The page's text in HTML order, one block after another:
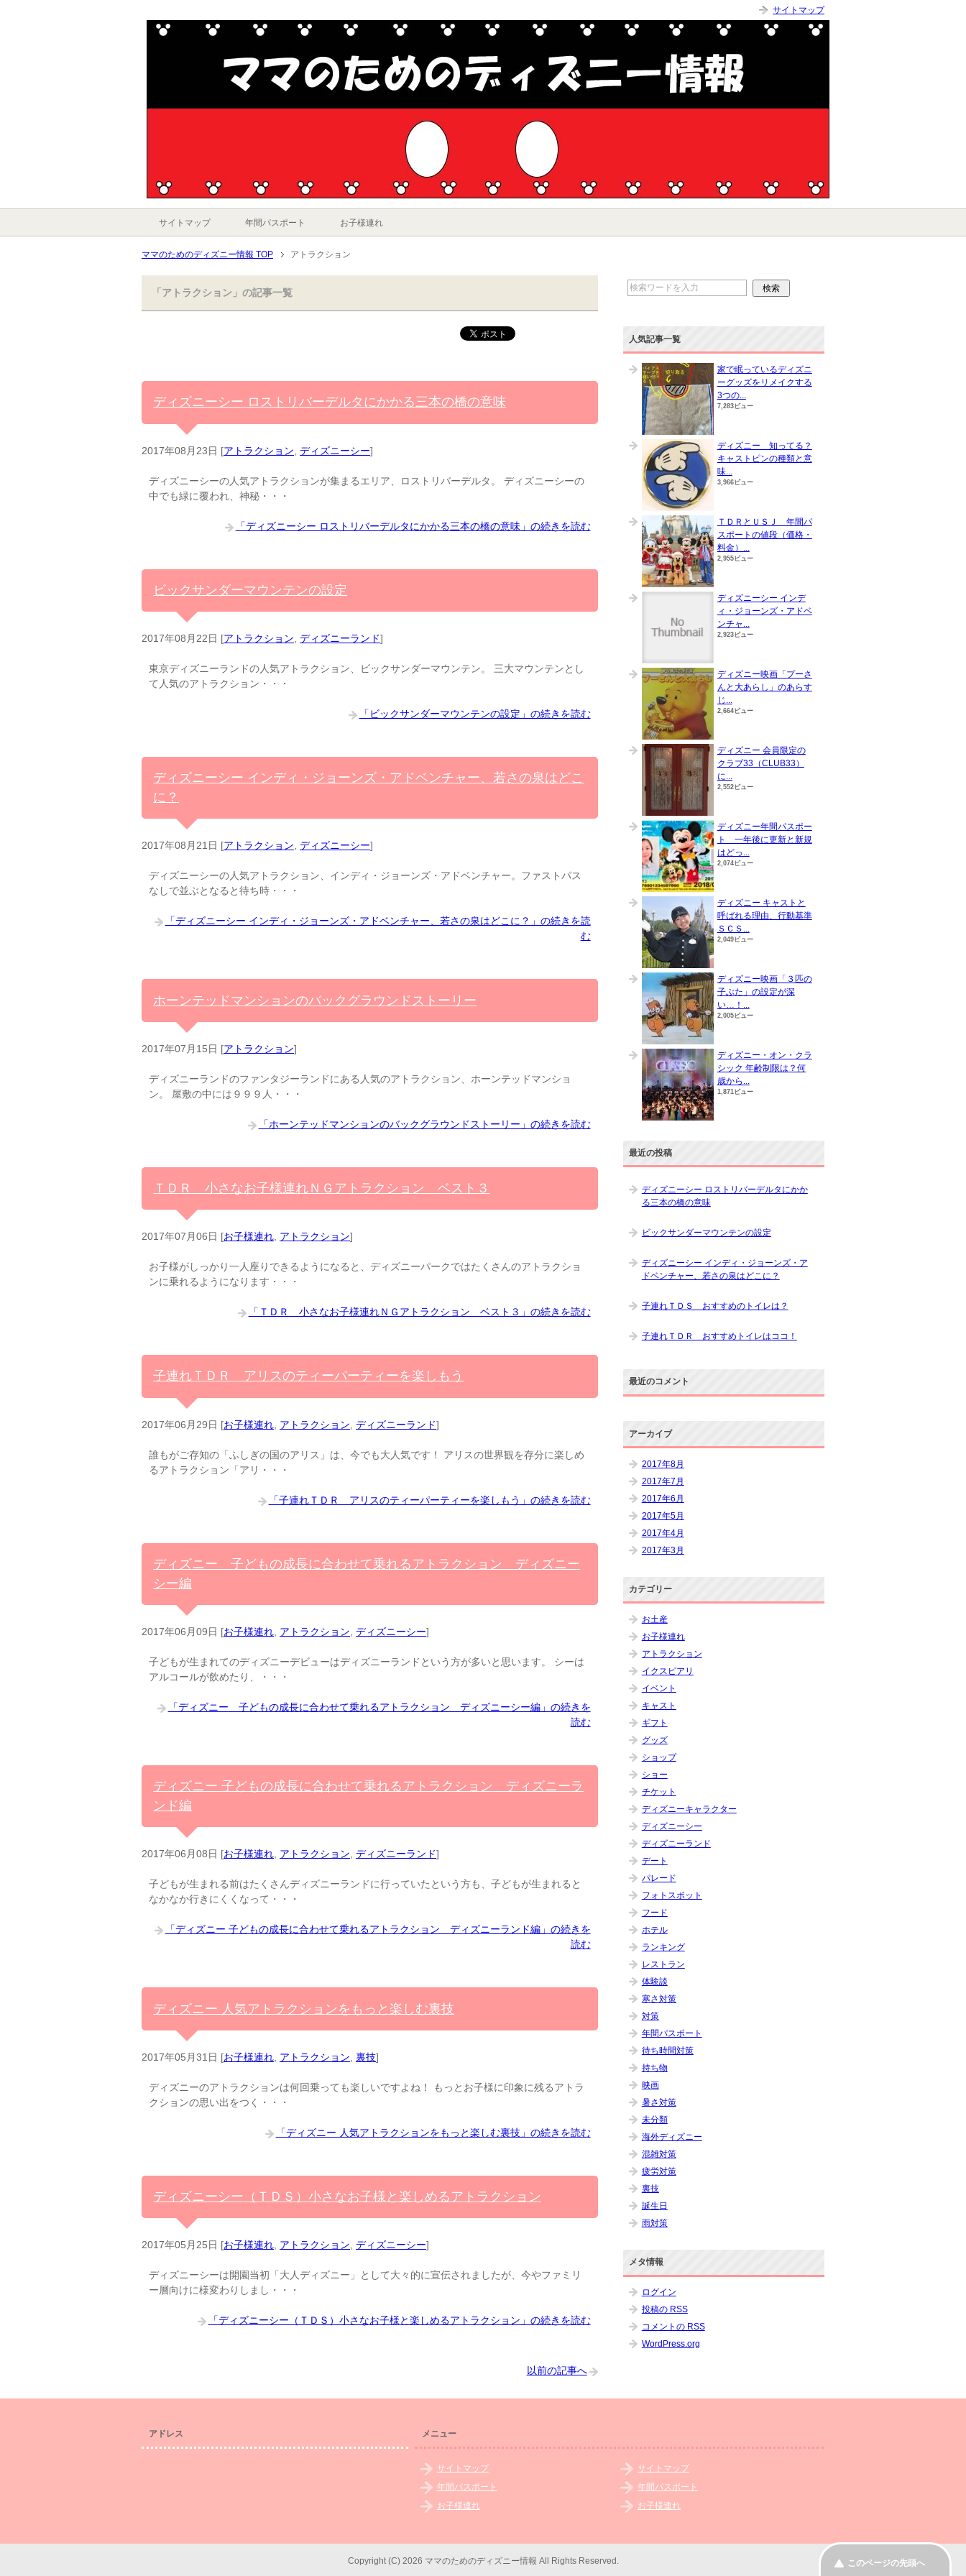
サイトマップ 年間パスポート お子様連れ
ママのためのディズニー情報 TOP アトラクション
「アトラクション」の記事一覧
ディズニーシー ロストリバーデルタにかかる三本の橋の意味
2017年08月23日 [アトラクション ディズニーシー]
ディズニーシーの人気アトラクションが集まるエリア、ロストリバーデルタ。 ディズニーシーの
中でも緑に覆われ、神秘・・・
「ディズニーシー ロストリバーデルタにかかる三本の橋の意味」の続きを読む
ビックサンダーマウンテンの設定
2017年08月22日 [アトラクション ディズニーランド]
東京ディズニーランドの人気アトラクション、ビックサンダーマウンテン。 三大マウンテンとし
て人気のアトラクション・・・
「ビックサンダーマウンテンの設定」の続きを読む
ディズニーシー インディ・ジョーンズ・アドベンチャー、若さの泉はどこ
に？
2017年08月21日 [アトラクション, ディズニーシー]
ディズニーシーの人気アトラクション、インディ・ジョーンズ・アドベンチャー。ファストパス
なしで並ぶとなると待ち時・・・
「ディズニーシー インディ・ジョーンズ・アドベンチャー、若さの泉はどこに？」の続きを読
む
ホーンテッドマンションのバックグラウンドストーリー
2017年07月15日 [アトラクション]
ディズニーランドのファンタジーランドにある人気のアトラクション、ホーンテッドマンショ
ン。 屋敷の中には９９９人・・・
「ホーンテッドマンションのバックグラウンドストーリー」の続きを読む
ＴＤＲ 小さなお子様連れＮＧアトラクション ベスト３
2017年07月06日 [お子様連れ, アトラクション]
お子様がしっかり一人座りできるようになると、ディズニーパークではたくさんのアトラクショ
ンに乗れるようになります・・・
「ＴＤＲ 小さなお子様連れＮＧアトラクション ベスト３」の続きを読む
子連れＴＤＲ アリスのティーパーティーを楽しもう
2017年06月29日 [お子様連れ アトラクション ディズニーランド]
誰もがご存知の「ふしぎの国のアリス」は、今でも大人気です！ アリスの世界観を存分に楽しめ
るアトラクション「アリ・・・
「子連れＴＤＲ アリスのティーパーティーを楽しもう」の続きを読む
ディズニー 子どもの成長に合わせて乗れるアトラクション ディズニー
シー編
2017年06月09日 [お子様連れ アトラクション ディズニーシー]
子どもが生まれてのディズニーデビューはディズニーランドという方が多いと思います。 シーは
アルコールが飲めたり、・・・
「ディズニー 子どもの成長に合わせて乗れるアトラクション ディズニーシー編」の続きを
読む
ディズニー 子どもの成長に合わせて乗れるアトラクション ディズニーラ
ンド編
2017年06月08日 [お子様連れ, アトラクション, ディズニーランド]
子どもが生まれる前はたくさんディズニーランドに行っていたという方も、子どもが生まれると
なかなか行きにくくなって・・・
「ディズニー 子どもの成長に合わせて乗れるアトラクション ディズニーランド編」の続きを
読む
ディズニー 人気アトラクションをもっと楽しむ裏技
2017年05月31日 [お子様連れ アトラクション 裏技]
ディズニーのアトラクションは何回乗っても楽しいですよね！ もっとお子様に印象に残るアトラ
クションの思い出をつく・・・
「ディズニー 人気アトラクションをもっと楽しむ裏技」の続きを読む
ディズニーシー（ＴＤＳ）小さなお子様と楽しめるアトラクション
2017年05月25日 [お子様連れ, アトラクション, ディズニーシー]
ディズニーシーは開園当初「大人ディズニー」として大々的に宣伝されましたが、今やファミリ
ー層向けに様変わりしまし・・・
「ディズニーシー（ＴＤＳ）小さなお子様と楽しめるアトラクション」の続きを読む
以前の記事へ
人気記事一覧
家で眠っているディズニ
ーグッズをリメイクする
3つの...
7,283ビュー
ディズニー 知ってる？
キャストピンの種類と意
味...
3,966ビュー
ＴＤＲとＵＳＪ 年間パ
スポートの値段（価格・
料金）...
2,955ビュー
ディズニーシー インデ
ィ・ジョーンズ・アドベ
ンチャ...
2,923ビュー
ディズニー映画「プーさ
んと大あらし」のあらす
じ...
2,664ビュー
ディズニー 会員限定の
クラブ33（CLUB33）
に...
2,552ビュー
ディズニー年間パスポー
ト 一年後に更新と新規
はどっ...
2,074ビュー
ディズニー キャストと
呼ばれる理由、行動基準
ＳＣＳ...
2,049ビュー
ディズニー映画「３匹の
子ぶた」の設定が深
い…！...
2,005ビュー
ディズニー・オン・クラ
シック 年齢制限は？何
歳から...
1,871ビュー
最近の投稿
ディズニーシー ロストリバーデルタにかか
る三本の橋の意味
ビックサンダーマウンテンの設定
ディズニーシー インディ・ジョーンズ・ア
ドベンチャー、若さの泉はどこに？
子連れＴＤＳ おすすめのトイレは？
子連れＴＤＲ おすすめトイレはココ！
最近のコメント
アーカイブ
2017年8月
2017年7月
2017年6月
2017年5月
2017年4月
2017年3月
カテゴリー
お土産
お子様連れ
アトラクション
イクスピアリ
イベント
キャスト
ギフト
グッズ
ショップ
ショー
チケット
ディズニーキャラクター
ディズニーシー
ディズニーランド
デート
パレード
フォトスポット
フード
ホテル
ランキング
レストラン
体験談
寒さ対策
対策
年間パスポート
待ち時間対策
持ち物
映画
暑さ対策
未分類
海外ディズニー
混雑対策
疲労対策
裏技
誕生日
雨対策
メタ情報
ログイン
投稿の RSS
コメントの RSS
WordPress.org
アドレス メニュー
サイトマップ
年間パスポート
お子様連れ
サイトマップ
年間パスポート
お子様連れ
サイトマップ
Copyright (C) 2026 ママのためのディズニー情報 All Rights Reserved. このページの先頭へ